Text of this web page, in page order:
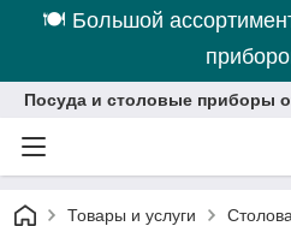
🍽 Большой
Посуда и столовые приборы
Товары и услуги